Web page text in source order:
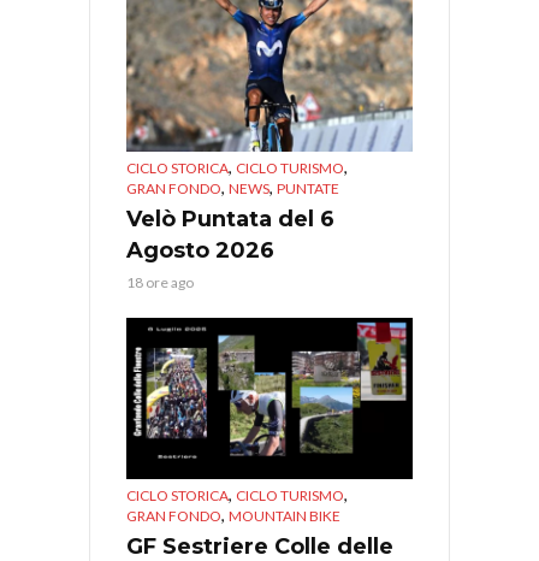
CICLO STORICA, CICLO TURISMO,
GRAN FONDO, NEWS, PUNTATE
Velò Puntata del 6
Agosto 2026
18 ore ago
CICLO STORICA, CICLO TURISMO,
GRAN FONDO, MOUNTAIN BIKE
GF Sestriere Colle delle